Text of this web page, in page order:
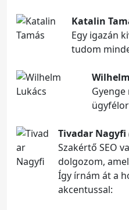
Katalin
Egy igazán
tudom
Tivadar Nagyfi
Szakértő SEO
dolgozom,
Így írnám át a
akcentussal: